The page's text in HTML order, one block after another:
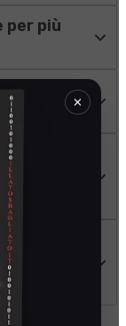
×
per più
il